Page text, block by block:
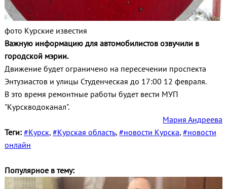
фото Курские известия
Важную информацию для автомобилистов озвучили в
городской мэрии.
Движение будет ограничено на пересечении проспекта
Энтузиастов и улицы Студенческая до 17:00 12 февраля.
В это время ремонтные работы будет вести МУП
"Курскводоканал".
Мария Андреева
Теги: #Курск, #Курская область, #новости Курска, #новости
онлайн
Популярное в тему: